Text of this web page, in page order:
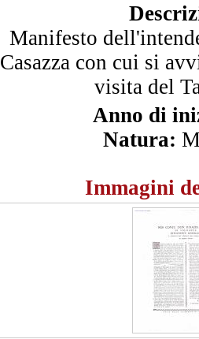
Manifesto
Casazza con cui si
visita del
Anno di
Natura:
Immagini